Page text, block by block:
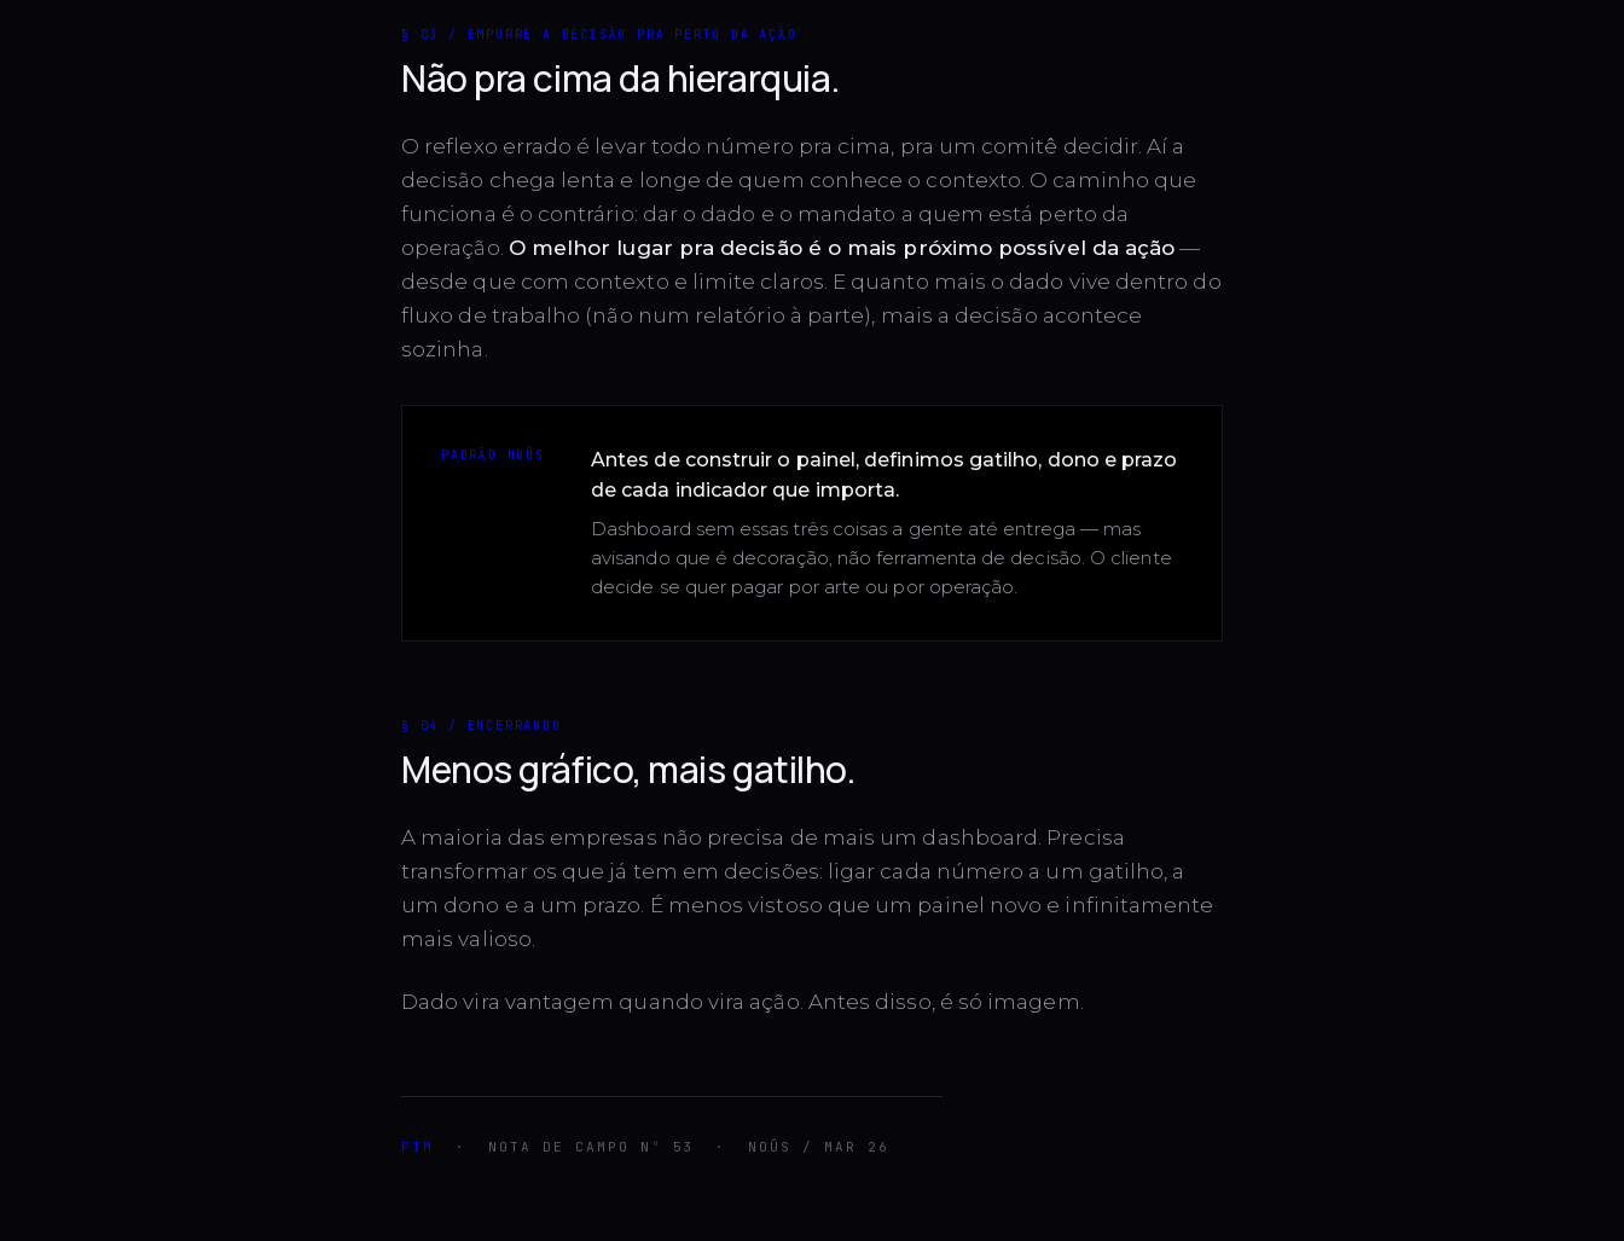
§ 03 / EMPURRE A DECISÃO PRA PERTO DA AÇÃO
Não pra cima da hierarquia.
O reflexo errado é levar todo número pra cima, pra um comitê decidir. Aí a
decisão chega lenta e longe de quem conhece o contexto. O caminho que
funciona é o contrário: dar o dado e o mandato a quem está perto da
operação. O melhor lugar pra decisão é o mais próximo possível da ação —
desde que com contexto e limite claros. E quanto mais o dado vive dentro do
fluxo de trabalho (não num relatório à parte), mais a decisão acontece
sozinha.
PADRÃO NOÛS
Antes de construir o painel, definimos gatilho, dono e prazo
de cada indicador que importa.
Dashboard sem essas três coisas a gente até entrega — mas
avisando que é decoração, não ferramenta de decisão. O cliente
decide se quer pagar por arte ou por operação.
§ 04 / ENCERRANDO
Menos gráfico, mais gatilho.
A maioria das empresas não precisa de mais um dashboard. Precisa
transformar os que já tem em decisões: ligar cada número a um gatilho, a
um dono e a um prazo. É menos vistoso que um painel novo e infinitamente
mais valioso.
Dado vira vantagem quando vira ação. Antes disso, é só imagem.
FIM · NOTA DE CAMPO Nº 53 · NOÛS / MAR 26